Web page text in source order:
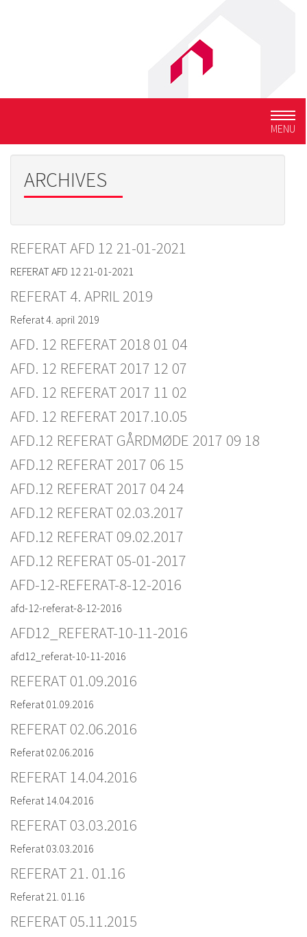
MENU
ARCHIVES
REFERAT AFD 12 21-01-2021
REFERAT AFD 12 21-01-2021
REFERAT 4. APRIL 2019
Referat 4. april 2019
AFD. 12 REFERAT 2018 01 04
AFD. 12 REFERAT 2017 12 07
AFD. 12 REFERAT 2017 11 02
AFD. 12 REFERAT 2017.10.05
AFD.12 REFERAT GÅRDMØDE 2017 09 18
AFD.12 REFERAT 2017 06 15
AFD.12 REFERAT 2017 04 24
AFD.12 REFERAT 02.03.2017
AFD.12 REFERAT 09.02.2017
AFD.12 REFERAT 05-01-2017
AFD-12-REFERAT-8-12-2016
afd-12-referat-8-12-2016
AFD12_REFERAT-10-11-2016
afd12_referat-10-11-2016
REFERAT 01.09.2016
Referat 01.09.2016
REFERAT 02.06.2016
Referat 02.06.2016
REFERAT 14.04.2016
Referat 14.04.2016
REFERAT 03.03.2016
Referat 03.03.2016
REFERAT 21. 01.16
Referat 21. 01.16
REFERAT 05.11.2015